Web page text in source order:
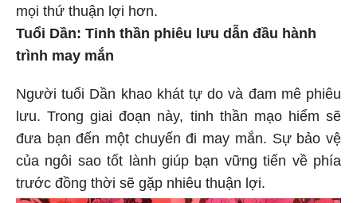
mọi thứ thuận lợi hơn.
Tuổi Dần: Tinh thần phiêu lưu dẫn đầu hành
trình may mắn
Người tuổi Dần khao khát tự do và đam mê phiêu
lưu. Trong giai đoạn này, tinh thần mạo hiểm sẽ
đưa bạn đến một chuyến đi may mắn. Sự bảo vệ
của ngôi sao tốt lành giúp bạn vững tiến về phía
trước đồng thời sẽ gặp nhiêu thuận lợi.